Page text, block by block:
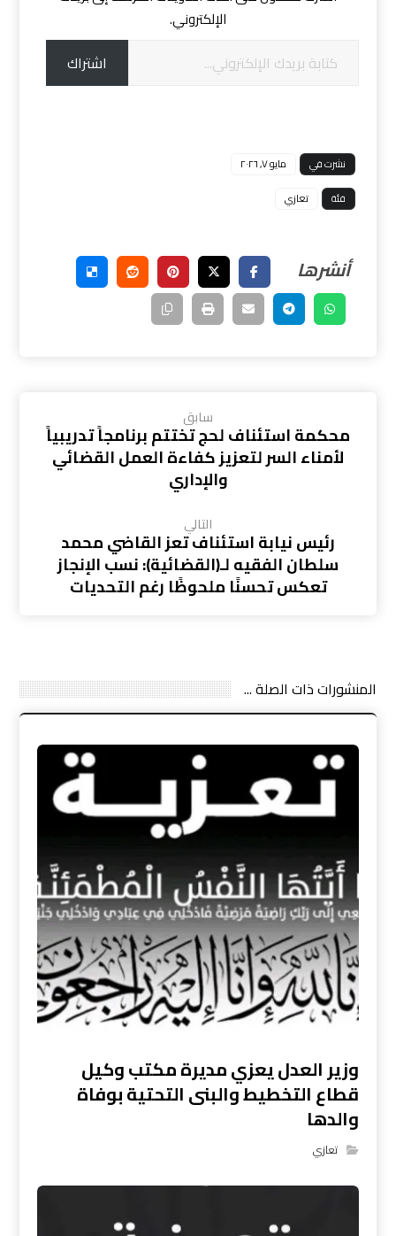
الإلكتروني.
اشتراك
نشرت في
مايو ٧, ٢٠٢٦
فئة
تعازي
سابق
محكمة استئناف لحج تختتم برنامجاً تدريبياً
لأمناء السر لتعزيز كفاءة العمل القضائي
والإداري
التالي
رئيس نيابة استئناف تعز القاضي محمد
سلطان الفقيه لـ(القضائية): نسب الإنجاز
تعكس تحسنًا ملحوظًا رغم التحديات
المنشورات ذات الصلة ...
وزير العدل يعزي مديرة مكتب وكيل
قطاع التخطيط والبنى التحتية بوفاة
والدها
تعازي